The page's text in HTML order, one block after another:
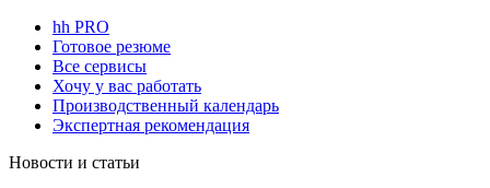
hh PRO
Готовое резюме
Все сервисы
Хочу у вас работать
Производственный календарь
Экспертная рекомендация
Новости и статьи